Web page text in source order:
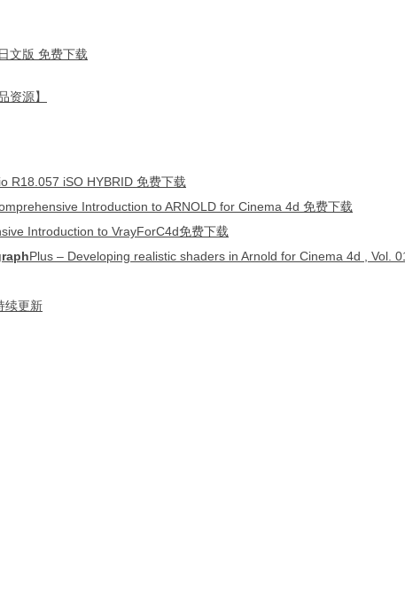
文版 免费下载
资源】
R18.057 iSO HYBRID 免费下载
Introduction to ARNOLD for Cinema 4d 免费下载
Introduction to VrayForC4d免费下载
Plus – Developing realistic shaders in Arnold for Cinema 4d , Vol.
续更新